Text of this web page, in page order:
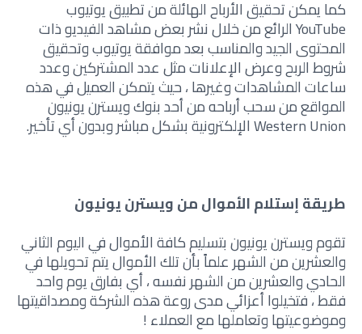
كما يمكن تحقيق الأرباح الهائلة من تطبيق يوتيوب
YouTube الرائع من خلال نشر بعض مشاهد الفيديو ذات
المحتوى الجيد والمناسب بعد موافقة يوتيوب وتحقيق
شروط الربح وعرض الإعلانات مثل عدد المشتركين وعدد
ساعات المشاهدات وغيرها ، حيث يتمكن العميل في هذه
المواقع من سحب أرباحه من أحد بنوك ويسترن يونيون
Western Union الإلكترونية بشكل مباشر وبدون أي تأخير.
طريقة إستلام الأموال من ويسترن يونيون
تقوم ويسترن يونيون بتسليم كافة الأموال في اليوم الثاني
والعشرين من الشهر علماً بأن تلك الأموال يتم تحويلها في
الحادي والعشرين من الشهر نفسه ، أي بفارق يوم واحد
فقط ، فتخيلوا أعزائي مدى روعة هذه الشركة ومصداقيتها
وموضوعيتها وتعاملها مع العملاء !